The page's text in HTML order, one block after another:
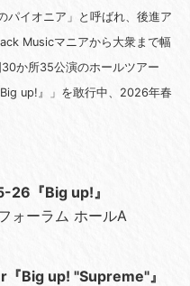
パイオニア」と呼ばれ、後進ア
Musicマニアから大衆まで幅
か所35公演のホールツアー
up!』」を敢行中、2026年春
『Big up!』
ォーラム ホールA
Big up! "Supreme"』